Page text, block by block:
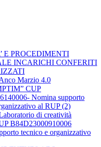
E PROCEDIMENTI
INCARICHI CONFERITI
Marzio 4.0
CUP
Nomina supporto
al RUP (2)
di creatività
B84D23000910006
tecnico e organizzativo